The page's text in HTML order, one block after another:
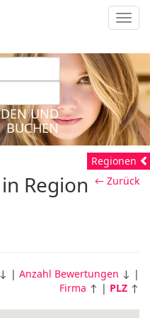
UND
BUCHEN
← Zurück
Region
↓ | Anzahl Bewertungen ↓ |
Firma ↑ | PLZ ↑
Regionen